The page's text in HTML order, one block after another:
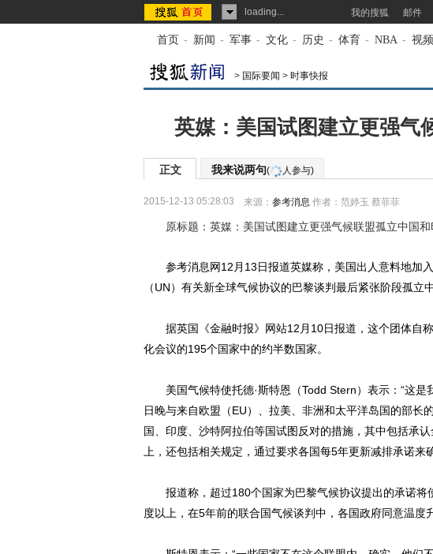
loading... 我的搜狐 邮件
首页 - 新闻 - 军事 - 文化 - 历史 - 体育 - NBA - 视频
> 国际要闻 > 时事快报
英媒：美国试图建立更强气
正文 我来说两句( 人参与)
2015-12-13 05:28:03 来源： 参考消息 作者：范婷玉 蔡菲菲
原标题：英媒：美国试图建立更强气候联盟孤立中国
参考消息网12月13日报道英媒称，美国出人意料地加入
（UN）有关新全球气候协议的巴黎谈判最后紧张阶段孤立
据英国《金融时报》网站12月10日报道，这个团体自称
化会议的195个国家中的约半数国家。
美国气候特使托德·斯特恩（Todd Stern）表示：“这是
日晚与来自欧盟（EU）、拉美、非洲和太平洋岛国的部长
国、印度、沙特阿拉伯等国试图反对的措施，其中包括承
上，还包括相关规定，通过要求各国每5年更新减排承诺来
报道称，超过180个国家为巴黎气候协议提出的承诺将
度以上，在5年前的联合国气候谈判中，各国政府同意温度